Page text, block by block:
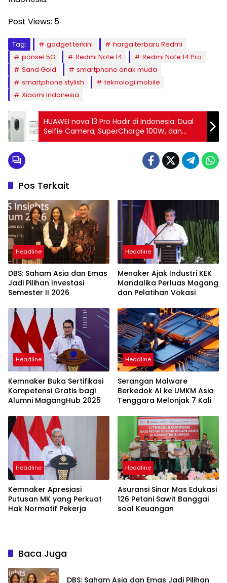
Post Views: 5
Tag: gadget terkini
harga terbaru Redmi
ponsel 5G
Redmi Note 14
Redmi Note 14 Pro
Sand Gold
smartphone anak muda
smartphone stylish
teknologi mobile
Xiaomi Indonesia
HUAWEI nova 13 Pro Hadir di Indonesia: Dual
Selfie Camera, SuperCharge 100W, dan
Desain Stylish
Pos Terkait
Headline
DBS: Saham Asia dan Emas
Jadi Pilihan Investasi
Semester II 2026
Headline
Menaker Ajak Industri KEK
Mandalika Perluas Magang
dan Pelatihan Vokasi
Headline
Kemnaker Buka Sertifikasi
Kompetensi Gratis bagi
Alumni MagangHub 2025
Headline
Serangan Malware
Berkedok AI ke UMKM Asia
Tenggara Melonjak 7 Kali
Headline
Kemnaker Apresiasi
Putusan MK yang Perkuat
Hak Normatif Pekerja
Headline
Asuransi Sinar Mas Edukasi
126 Petani Sawit Banggai
soal Keuangan
Baca Juga
DBS: Saham Asia dan Emas Jadi Pilihan